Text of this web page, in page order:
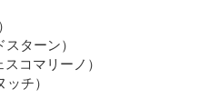
ターン）
コマリーノ）
チ）